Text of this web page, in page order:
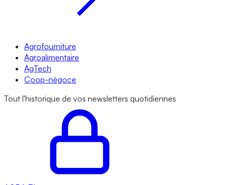
Agrofourniture
Agroalimentaire
AgTech
Coop-négoce
Tout l'historique de vos newsletters quotidiennes